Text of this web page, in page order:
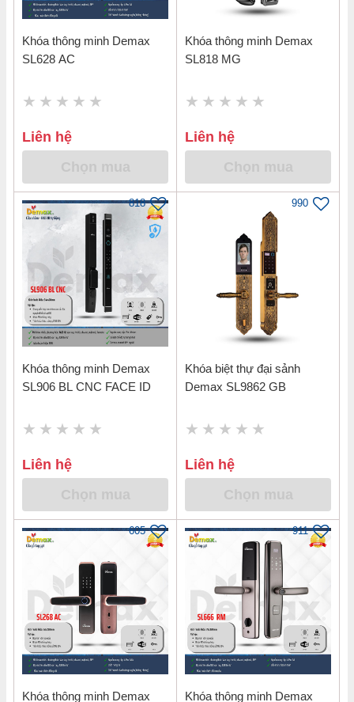
Khóa thông minh Demax
SL628 AC
Liên hệ
Khóa thông minh Demax
SL818 MG
Liên hệ
818
Khóa thông minh Demax
SL906 BL CNC FACE ID
Liên hệ
990
Khóa biệt thự đại sảnh
Demax SL9862 GB
Liên hệ
605
Khóa thông minh Demax
911
Khóa thông minh Demax